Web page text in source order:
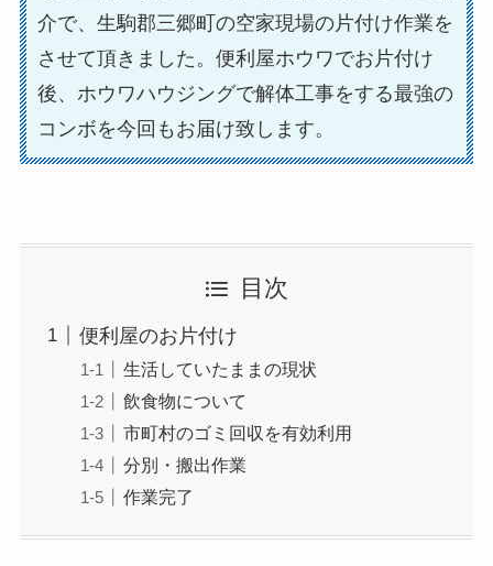
介で、生駒郡三郷町の空家現場の片付け作業を
させて頂きました。便利屋ホウワでお片付け
後、ホウワハウジングで解体工事をする最強の
コンボを今回もお届け致します。
目次
便利屋のお片付け
生活していたままの現状
飲食物について
市町村のゴミ回収を有効利用
分別・搬出作業
作業完了